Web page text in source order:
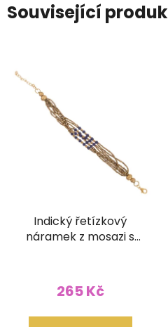
Související
Indický řetízkový
náramek z mosazi s
265 Kč